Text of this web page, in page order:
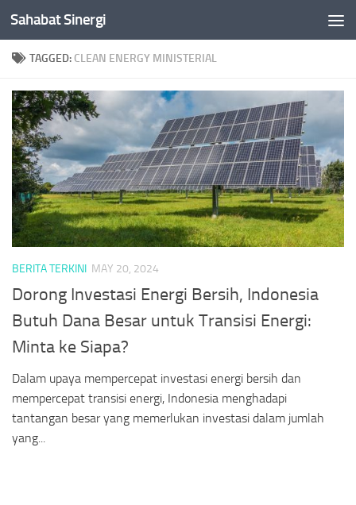
Skip to content
Sahabat Sinergi
TAGGED: CLEAN ENERGY MINISTERIAL
BERITA TERKINI MAY 20, 2024
Dorong Investasi Energi Bersih, Indonesia
Butuh Dana Besar untuk Transisi Energi:
Minta ke Siapa?
Dalam upaya mempercepat investasi energi bersih dan
mempercepat transisi energi, Indonesia menghadapi
tantangan besar yang memerlukan investasi dalam jumlah
yang...